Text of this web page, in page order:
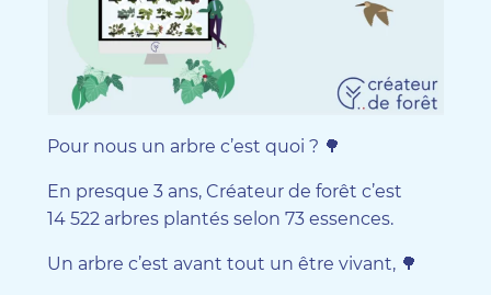
Pour nous un arbre c’est quoi ? 🌳
En presque 3 ans, Créateur de forêt c’est
14 522 arbres plantés selon 73 essences.
Un arbre c’est avant tout un être vivant, 🌳